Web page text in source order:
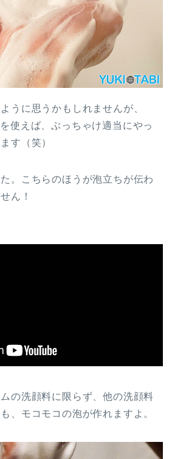
うに思うかもしれませんが、
使えば、ぶっちゃけ適当にやっ
す（笑）
。こちらのほうが泡立ちが伝わ
ん！
の洗顔料に限らず、他の洗顔料
、モコモコの泡が作れますよ。